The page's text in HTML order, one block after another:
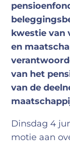
kwestie van
en
van het
van de
Dinsdag 4
motie aan